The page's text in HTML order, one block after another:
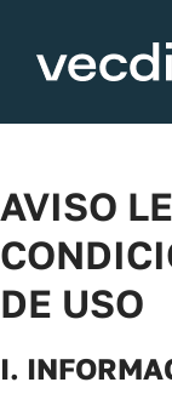
contenido
AVISO
DE USO
I.